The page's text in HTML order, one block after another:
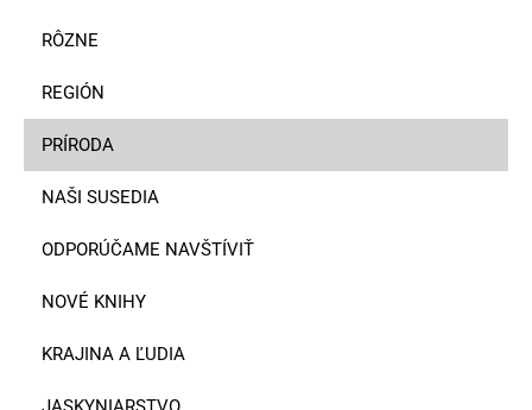
RÔZNE
REGIÓN
PRÍRODA
NAŠI SUSEDIA
ODPORÚČAME NAVŠTÍVIŤ
NOVÉ KNIHY
KRAJINA A ĽUDIA